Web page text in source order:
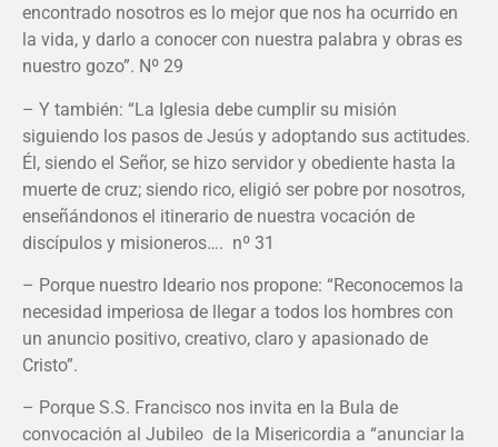
encontrado nosotros es lo mejor que nos ha ocurrido en
la vida, y darlo a conocer con nuestra palabra y obras es
nuestro gozo”. Nº 29
– Y también: “La Iglesia debe cumplir su misión
siguiendo los pasos de Jesús y adoptando sus actitudes.
Él, siendo el Señor, se hizo servidor y obediente hasta la
muerte de cruz; siendo rico, eligió ser pobre por nosotros,
enseñándonos el itinerario de nuestra vocación de
discípulos y misioneros…. nº 31
– Porque nuestro Ideario nos propone: “Reconocemos la
necesidad imperiosa de llegar a todos los hombres con
un anuncio positivo, creativo, claro y apasionado de
Cristo”.
– Porque S.S. Francisco nos invita en la Bula de
convocación al Jubileo de la Misericordia a “anunciar la